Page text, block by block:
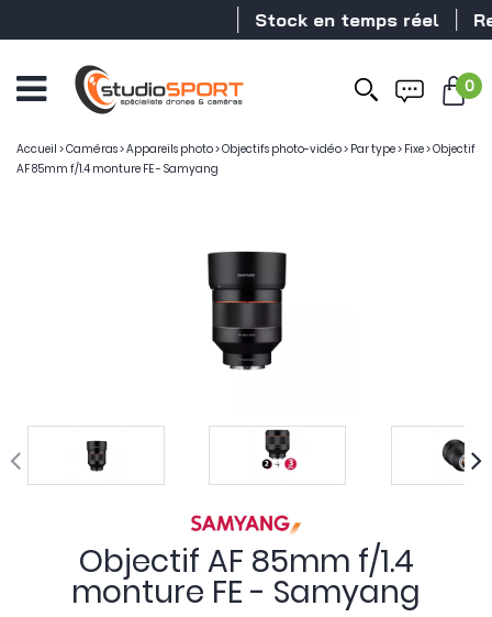
Stock en temps réel
menu
0
Accueil >Caméras>Appareils photo>Objectifs photo-vidéo> Par type> Fixe>Objectif
AF 85mm f/1.4 monture FE - Samyang
Objectif AF 85mm f/1.4
monture FE - Samyang